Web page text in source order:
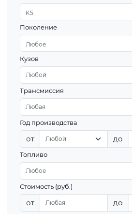
K5
Поколение
Любое
Кузов
Трансмиссия
Год производства
от до
Топливо
Стоимость (руб.)
от до